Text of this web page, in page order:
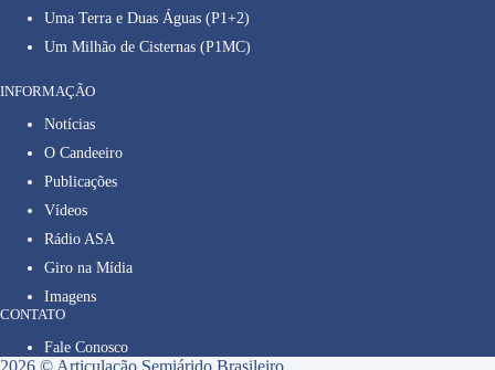
Uma Terra e Duas Águas (P1+2)
Um Milhão de Cisternas (P1MC)
INFORMAÇÃO
Notícias
O Candeeiro
Publicações
Vídeos
Rádio ASA
Giro na Mídia
Imagens
CONTATO
Fale Conosco
2026 © Articulação Semiárido Brasileiro